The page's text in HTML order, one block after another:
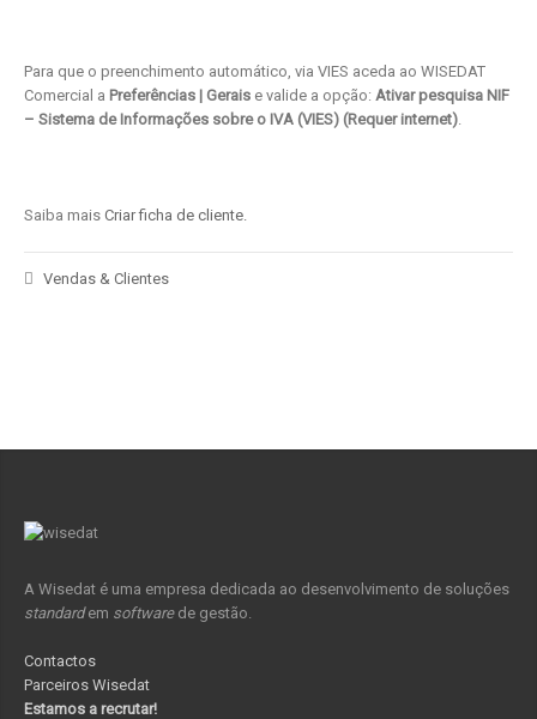
Para que o preenchimento automático, via VIES aceda ao WISEDAT
Comercial a Preferências | Gerais e valide a opção: Ativar pesquisa NIF
– Sistema de Informações sobre o IVA (VIES) (Requer internet).
Saiba mais Criar ficha de cliente.
Vendas & Clientes
A Wisedat é uma empresa dedicada ao desenvolvimento de soluções
standardem softwarede gestão.
Contactos
Parceiros Wisedat
Estamos a recrutar!